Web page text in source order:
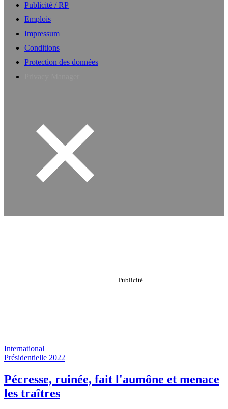
Publicité / RP
Emplois
Impressum
Conditions
Protection des données
International
Présidentielle 2022
Pécresse, ruinée, fait l'aumône et menace
les traîtres